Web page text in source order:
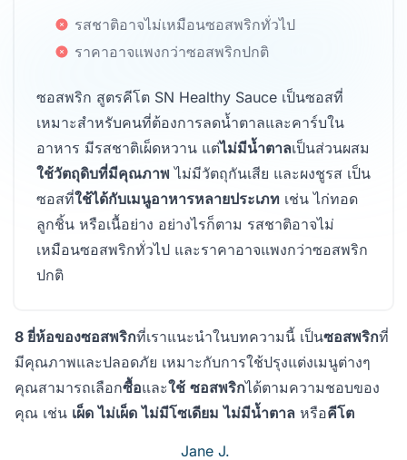
รสชาติอาจไม่เหมือนซอสพริกทั่วไป
ราคาอาจแพงกว่าซอสพริกปกติ
ซอสพริก สูตรคีโต SN Healthy Sauce เป็นซอสที่
เหมาะสำหรับคนที่ต้องการลดน้ำตาลและคาร์บใน
อาหาร มีรสชาติเผ็ดหวาน แต่ไม่มีน้ำตาลเป็นส่วนผสม
ใช้วัตถุดิบที่มีคุณภาพ ไม่มีวัตถุกันเสีย และผงชูรส เป็น
ซอสที่ใช้ได้กับเมนูอาหารหลายประเภท เช่น ไก่ทอด
ลูกชิ้น หรือเนื้อย่าง อย่างไรก็ตาม รสชาติอาจไม่
เหมือนซอสพริกทั่วไป และราคาอาจแพงกว่าซอสพริก
ปกติ
8 ยี่ห้อของซอสพริกที่เราแนะนำในบทความนี้ เป็นซอสพริกที่
มีคุณภาพและปลอดภัย เหมาะกับการใช้ปรุงแต่งเมนูต่างๆ
คุณสามารถเลือกซื้อและใช้ ซอสพริกได้ตามความชอบของ
คุณ เช่น เผ็ด ไม่เผ็ด ไม่มีโซเดียม ไม่มีน้ำตาล หรือคีโต
Jane J.